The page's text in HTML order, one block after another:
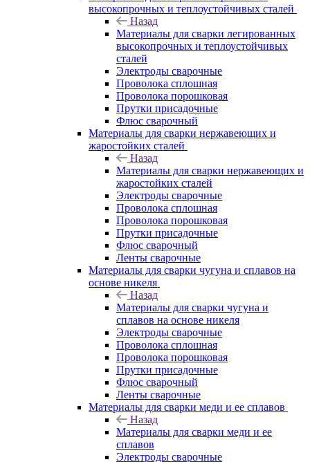
высокопрочных и теплоустойчивых сталей
Назад
Материалы для сварки легированных
высокопрочных и теплоустойчивых
сталей
Электроды сварочные
Проволока сплошная
Проволока порошковая
Прутки присадочные
Флюс сварочный
Материалы для сварки нержавеющих и
жаростойких сталей
Назад
Материалы для сварки нержавеющих и
жаростойких сталей
Электроды сварочные
Проволока сплошная
Проволока порошковая
Прутки присадочные
Флюс сварочный
Ленты сварочные
Материалы для сварки чугуна и сплавов на
основе никеля
Назад
Материалы для сварки чугуна и
сплавов на основе никеля
Электроды сварочные
Проволока сплошная
Проволока порошковая
Прутки присадочные
Флюс сварочный
Ленты сварочные
Материалы для сварки меди и ее сплавов
Назад
Материалы для сварки меди и ее
сплавов
Электроды сварочные